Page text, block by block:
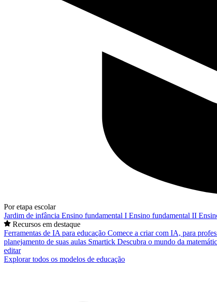
Por etapa escolar
Jardim de infância Ensino fundamental I Ensino fundamental II
Recursos em destaque
Ferramentas de IA para educação Comece a criar com IA, para
planejamento de suas aulas Smartick Descubra o mundo da
editar
Explorar todos os modelos de educação